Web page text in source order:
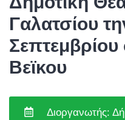
Γαλατσίου
Βεϊκου
Διοργανωτής: